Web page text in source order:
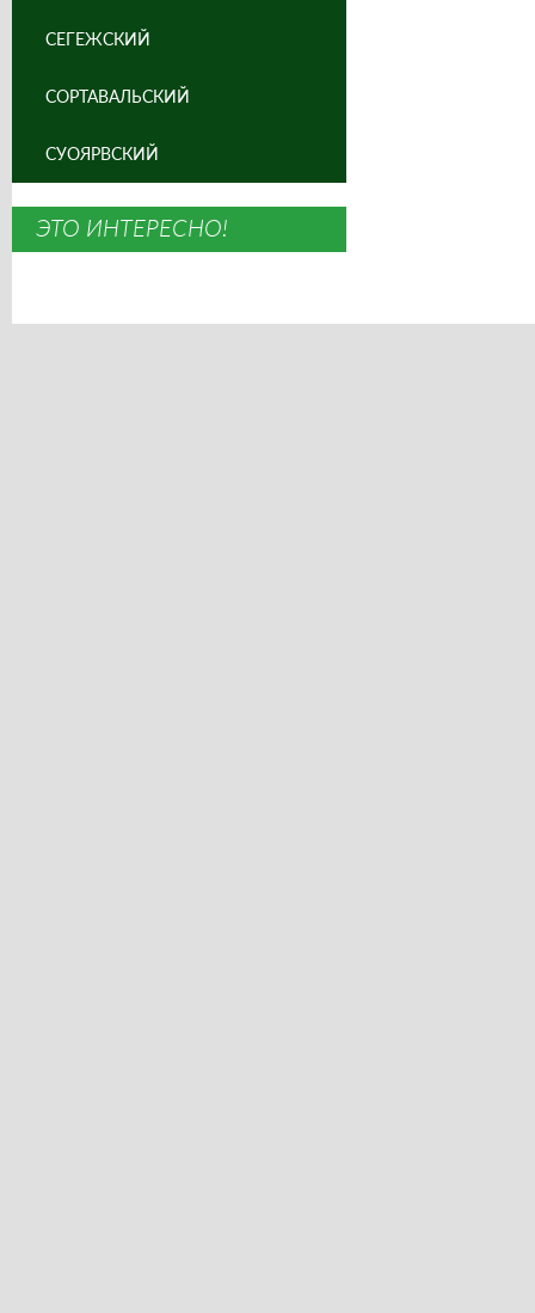
СЕГЕЖСКИЙ
СОРТАВАЛЬСКИЙ
СУОЯРВСКИЙ
ЭТО ИНТЕРЕСНО!